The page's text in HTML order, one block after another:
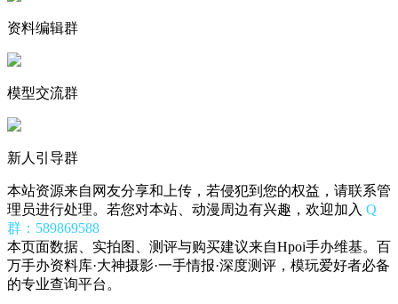
资料编辑群
模型交流群
新人引导群
本站资源来自网友分享和上传，若侵犯到您的权益，请联系管
理员进行处理。若您对本站、动漫周边有兴趣，欢迎加入 Q
群：589869588
本页面数据、实拍图、测评与购买建议来自Hpoi手办维基。百
万手办资料库·大神摄影·一手情报·深度测评，模玩爱好者必备
的专业查询平台。